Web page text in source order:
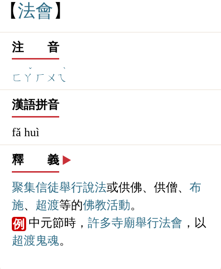
法會
注 音
ㄈㄚ
ˇ
ㄏㄨㄟ
ˋ
漢語拼音
fǎ huì
釋 義 ▶️
聚集信徒舉行說法或供佛、供僧、 布
施、 超渡等的佛教活動。
例 中元節時， 許多寺廟舉行法會 ，以
超渡鬼魂。